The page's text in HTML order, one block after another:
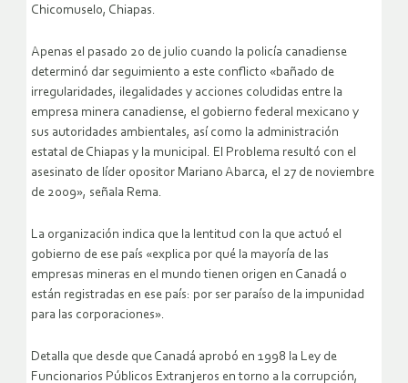
Chicomuselo, Chiapas.
Apenas el pasado 20 de julio cuando la policía canadiense
determinó dar seguimiento a este conflicto «bañado de
irregularidades, ilegalidades y acciones coludidas entre la
empresa minera canadiense, el gobierno federal mexicano y
sus autoridades ambientales, así como la administración
estatal de Chiapas y la municipal. El Problema resultó con el
asesinato de líder opositor Mariano Abarca, el 27 de noviembre
de 2009», señala Rema.
La organización indica que la lentitud con la que actuó el
gobierno de ese país «explica por qué la mayoría de las
empresas mineras en el mundo tienen origen en Canadá o
están registradas en ese país: por ser paraíso de la impunidad
para las corporaciones».
Detalla que desde que Canadá aprobó en 1998 la Ley de
Funcionarios Públicos Extranjeros en torno a la corrupción,